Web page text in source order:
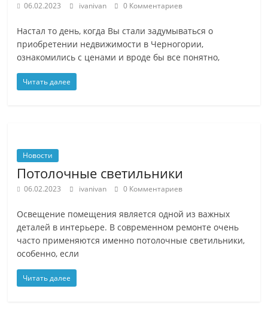
06.02.2023 ivanivan 0 Комментариев
Настал то день, когда Вы стали задумываться о
приобретении недвижимости в Черногории,
ознакомились с ценами и вроде бы все понятно,
Читать далее
Новости
Потолочные светильники
06.02.2023 ivanivan 0 Комментариев
Освещение помещения является одной из важных
деталей в интерьере. В современном ремонте очень
часто применяются именно потолочные светильники,
особенно, если
Читать далее